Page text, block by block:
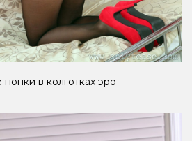
в колготках эро